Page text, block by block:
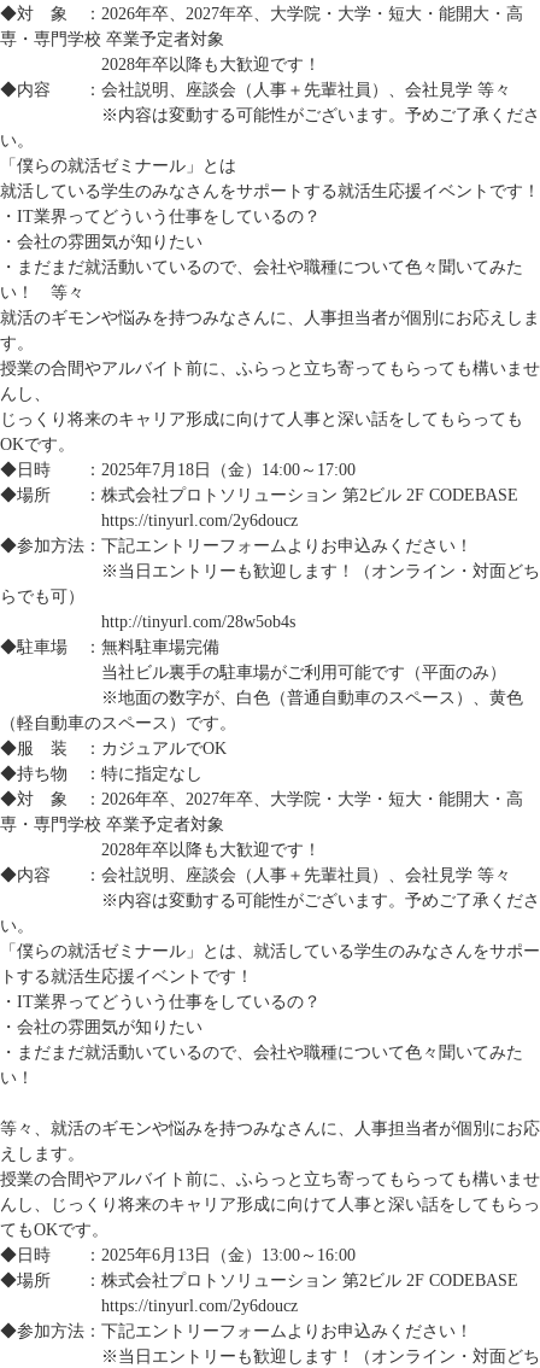
◆対 象 ：2026年卒、2027年卒、大学院・大学・短大・能開大・高
専・専門学校 卒業予定者対象
2028年卒以降も大歓迎です！
◆内容 ：会社説明、座談会（人事＋先輩社員）、会社見学 等々
※内容は変動する可能性がございます。予めご了承くださ
い。
「僕らの就活ゼミナール」とは
就活している学生のみなさんをサポートする就活生応援イベントです！
・IT業界ってどういう仕事をしているの？
・会社の雰囲気が知りたい
・まだまだ就活動いているので、会社や職種について色々聞いてみた
い！ 等々
就活のギモンや悩みを持つみなさんに、人事担当者が個別にお応えしま
す。
授業の合間やアルバイト前に、ふらっと立ち寄ってもらっても構いませ
んし、
じっくり将来のキャリア形成に向けて人事と深い話をしてもらっても
OKです。
◆日時 ：2025年7月18日（金）14:00～17:00
◆場所 ：株式会社プロトソリューション 第2ビル 2F CODEBASE
https://tinyurl.com/2y6doucz
◆参加方法：下記エントリーフォームよりお申込みください！
※当日エントリーも歓迎します！（オンライン・対面どち
らでも可）
http://tinyurl.com/28w5ob4s
◆駐車場 ：無料駐車場完備
当社ビル裏手の駐車場がご利用可能です（平面のみ）
※地面の数字が、白色（普通自動車のスペース）、黄色
（軽自動車のスペース）です。
◆服 装 ：カジュアルでOK
◆持ち物 ：特に指定なし
◆対 象 ：2026年卒、2027年卒、大学院・大学・短大・能開大・高
専・専門学校 卒業予定者対象
2028年卒以降も大歓迎です！
◆内容 ：会社説明、座談会（人事＋先輩社員）、会社見学 等々
※内容は変動する可能性がございます。予めご了承くださ
い。
「僕らの就活ゼミナール」とは、就活している学生のみなさんをサポー
トする就活生応援イベントです！
・IT業界ってどういう仕事をしているの？
・会社の雰囲気が知りたい
・まだまだ就活動いているので、会社や職種について色々聞いてみた
い！
等々、就活のギモンや悩みを持つみなさんに、人事担当者が個別にお応
えします。
授業の合間やアルバイト前に、ふらっと立ち寄ってもらっても構いませ
んし、じっくり将来のキャリア形成に向けて人事と深い話をしてもらっ
てもOKです。
◆日時 ：2025年6月13日（金）13:00～16:00
◆場所 ：株式会社プロトソリューション 第2ビル 2F CODEBASE
https://tinyurl.com/2y6doucz
◆参加方法：下記エントリーフォームよりお申込みください！
※当日エントリーも歓迎します！（オンライン・対面どち